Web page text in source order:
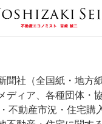
聞社（全国紙・地方
ディア、各種団体・
不動産市況・住宅購